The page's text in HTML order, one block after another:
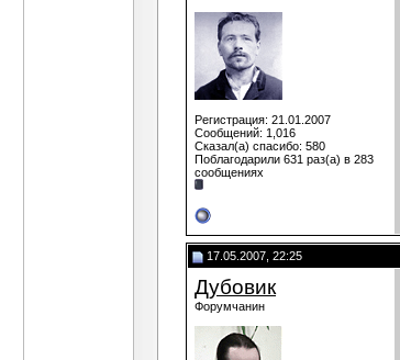
Регистрация: 21.01.2007
Сообщений: 1,016
Сказал(а) спасибо: 580
Поблагодарили 631 раз(а) в 283
сообщениях
17.05.2007, 22:25
Дубовик
Форумчанин